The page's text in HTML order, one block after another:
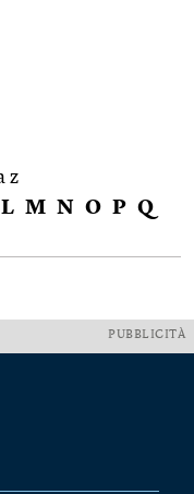
z
L M N O P Q
PUBBLICITÀ